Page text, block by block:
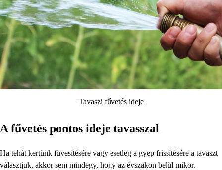
Tavaszi fűvetés ideje
A fűvetés pontos ideje tavasszal
Ha tehát kertünk füvesítésére vagy esetleg a gyep frissítésére a tavaszt
választjuk, akkor sem mindegy, hogy az évszakon belül mikor.